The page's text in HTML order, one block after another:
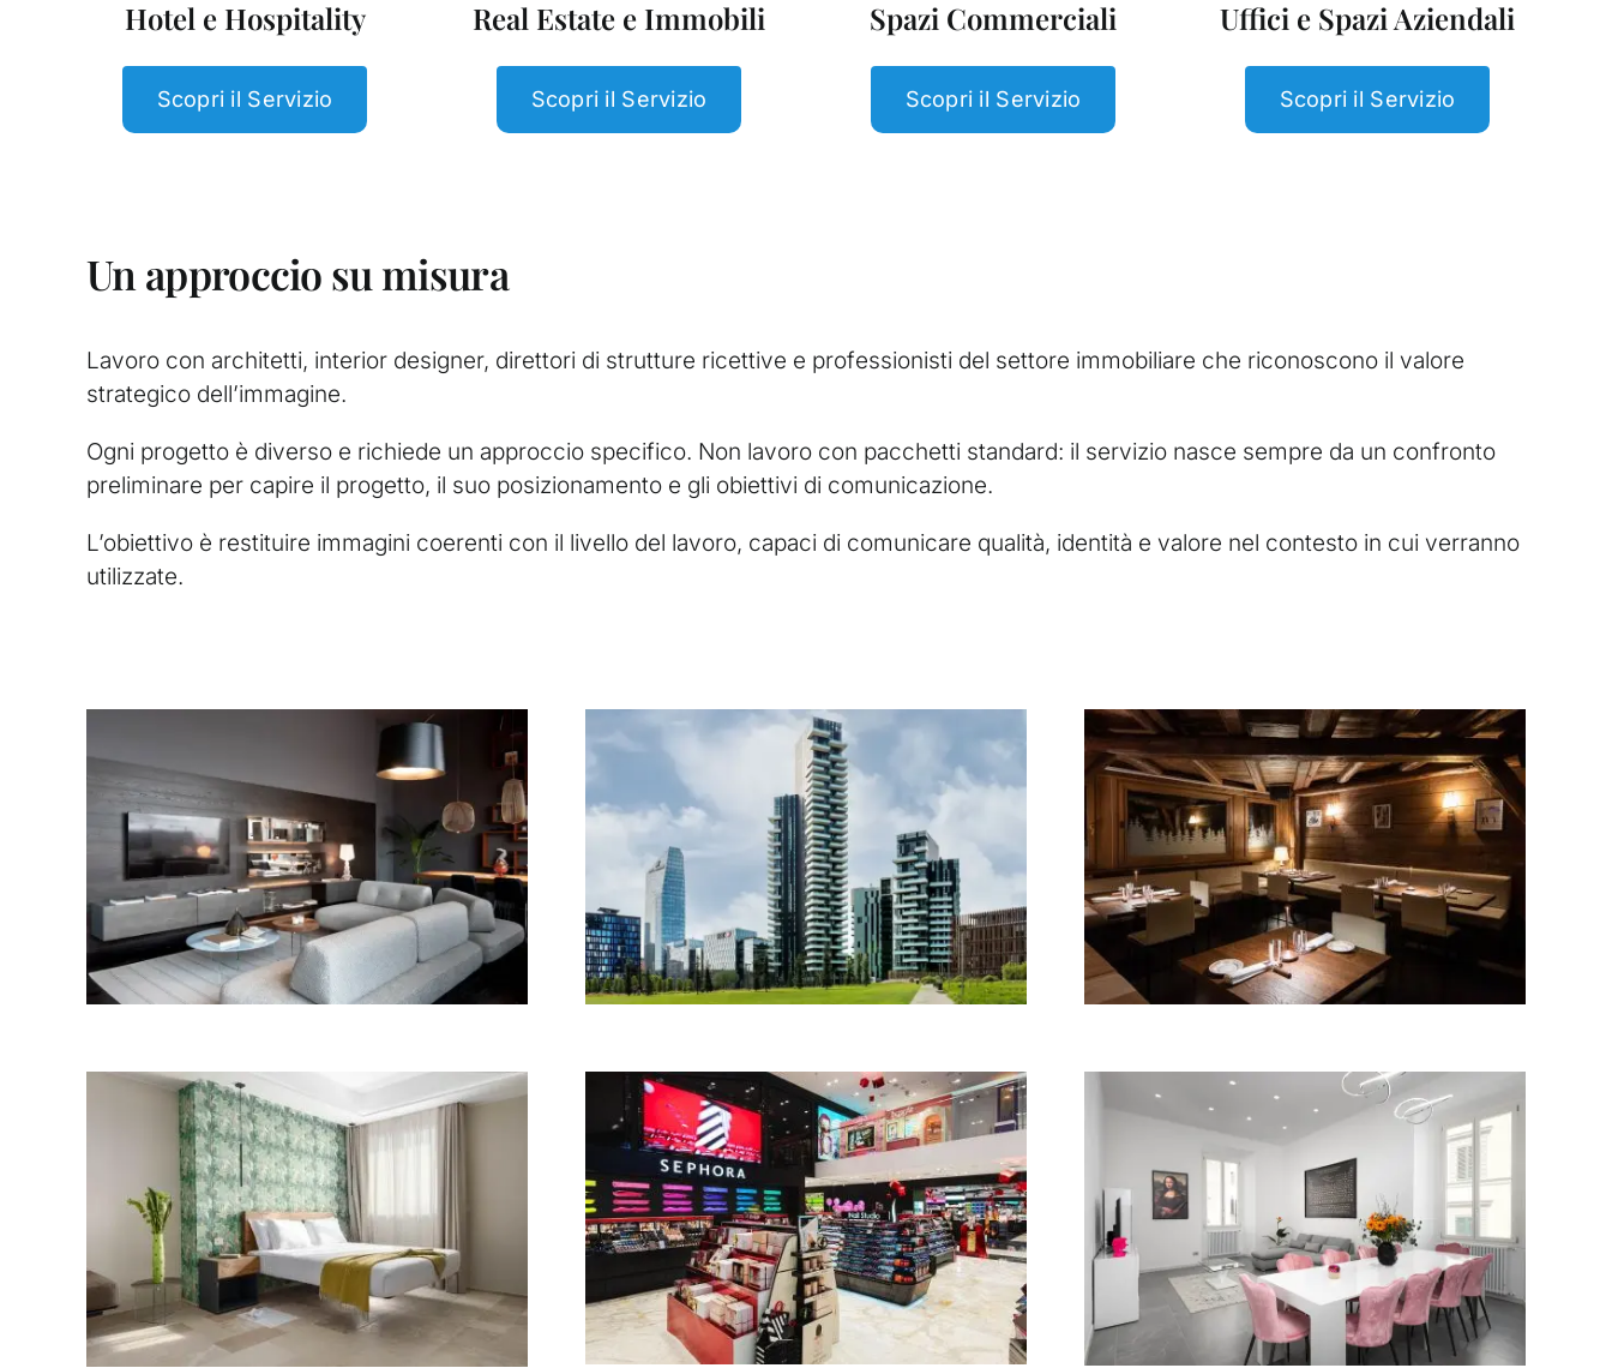
Hotel e Hospitality
Scopri il Servizio
Real Estate e Immobili
Scopri il Servizio
Spazi Commerciali
Scopri il Servizio
Uffici e Spazi Aziendali
Scopri il Servizio
Un approccio su misura
Lavoro con architetti, interior designer, direttori di strutture ricettive e professionisti del settore immobiliare che riconoscono il valore
strategico dell’immagine.
Ogni progetto è diverso e richiede un approccio specifico. Non lavoro con pacchetti standard: il servizio nasce sempre da un confronto
preliminare per capire il progetto, il suo posizionamento e gli obiettivi di comunicazione.
L’obiettivo è restituire immagini coerenti con il livello del lavoro, capaci di comunicare qualità, identità e valore nel contesto in cui verranno
utilizzate.